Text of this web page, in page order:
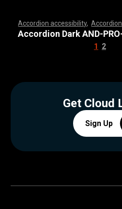
Accordion accessibility ,
,,,,,,,,,,,,,,,,,,,,,,,, ,,,,,,,,,,
,,,,,,,,,,,,,,,,,,,,,,,, ,,
Accordion Dark AND-
1 2
Get Cloud
Sign Up